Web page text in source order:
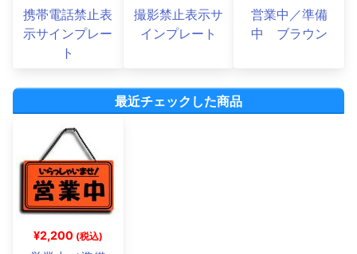
携帯電話禁止表
示サインプレー
ト
撮影禁止表示サ
インプレート
営業中／準備
中 ブラウン
最近チェックした商品
¥2,200 (税込)